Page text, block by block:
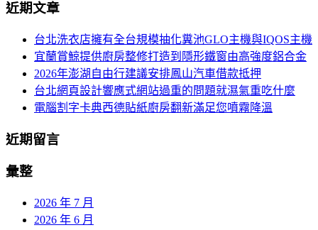
航
關
近期文章
台北洗衣店擁有全台規模抽化糞池GLO主機與IQOS主機
宜蘭賞鯨提供廚房整修打造到隱形鐵窗由高強度鋁合金
2026年澎湖自由行建議安排鳳山汽車借款抵押
台北網頁設計響應式網站過重的問題就濕氣重吃什麼
電腦割字卡典西德貼紙廚房翻新滿足您噴霧降溫
近期留言
彙整
2026 年 7 月
2026 年 6 月